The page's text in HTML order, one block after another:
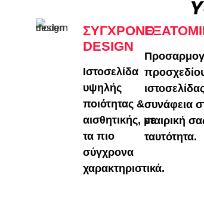
ΣΎΓΧΡΟΝΟ
DESIGN
Ιστοσελίδα
υψηλής
ποιότητας &
αισθητικής, με
τα πιο
σύγχρονα
χαρακτηριστικά.
συνάφεια
εταιρική
ταυτότητα.